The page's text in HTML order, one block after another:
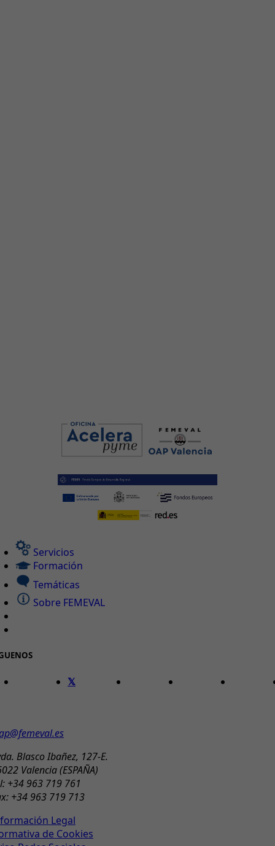
Servicios
Formación
Temáticas
Sobre FEMEVAL
Blasco Ibañez, 127-E.
Valencia (ESPAÑA)
+34 963 719 761
+34 963 719 713
Legal
de Cookies